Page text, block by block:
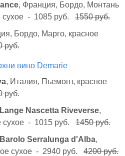
, Франция, Бордо, Монтань
сухое - 1085 руб. 1550 руб.
Бордо, Марго, красное
руб.
, Италия, Пьемонт, красное
руб.
Nascetta Riveverse,
сухое - 1015 руб. 1450 руб.
Serralunga d'Alba,
сухое - 2940 руб. 4200 руб.